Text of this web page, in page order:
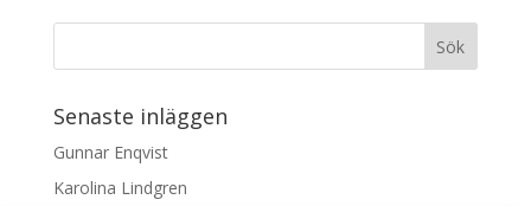
Senaste inläggen
Gunnar Enqvist
Karolina Lindgren